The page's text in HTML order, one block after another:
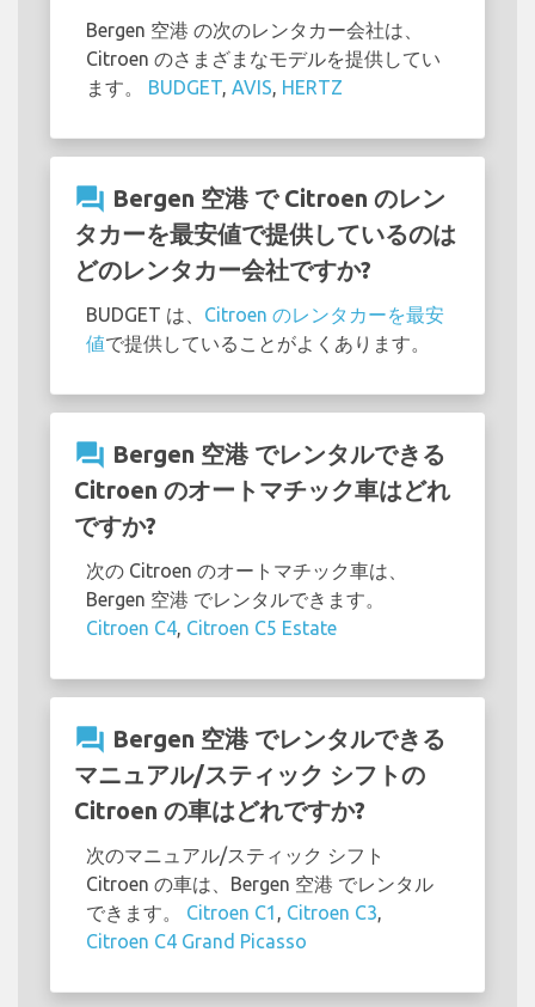
Bergen 空港 の次のレンタカー会社は、
Citroen のさまざまなモデルを提供してい
ます。 BUDGET AVIS HERTZ
question_answer Bergen 空港 で Citroen のレン
タカーを最安値で提供しているのは
どのレンタカー会社ですか?
BUDGET は、 Citroen のレンタカーを最安
値で提供していることがよくあります。
question_answer Bergen 空港 でレンタルできる
Citroen のオートマチック車はどれ
ですか?
次の Citroen のオートマチック車は、
Bergen 空港 でレンタルできます。
Citroen C4 Citroen C5 Estate
question_answer Bergen 空港 でレンタルできる
マニュアル/スティック シフトの
Citroen の車はどれですか?
次のマニュアル/スティック シフト
Citroen の車は、Bergen 空港 でレンタル
できます。 Citroen C1 Citroen C3
Citroen C4 Grand Picasso